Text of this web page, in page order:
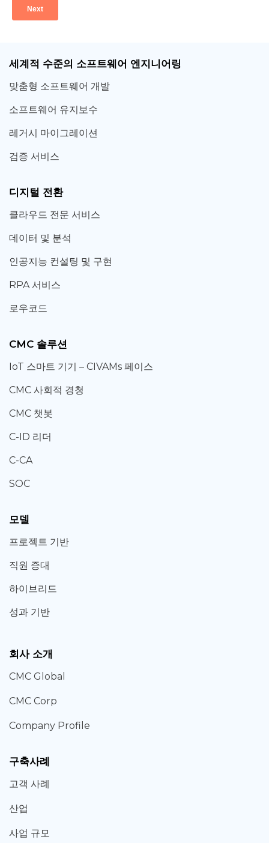
세계적 수준의 소프트웨어 엔지니어링
맞춤형 소프트웨어 개발
소프트웨어 유지보수
레거시 마이그레이션
검증 서비스
디지털 전환
클라우드 전문 서비스
데이터 및 분석
인공지능 컨설팅 및 구현
RPA 서비스
로우코드
CMC 솔루션
IoT 스마트 기기 – CIVAMs 페이스
CMC 사회적 경청
CMC 챗봇
C-ID 리더
C-CA
SOC
모델
프로젝트 기반
직원 증대
하이브리드
성과 기반
회사 소개
CMC Global
CMC Corp
Company Profile
구축사례
고객 사례
산업
사업 규모